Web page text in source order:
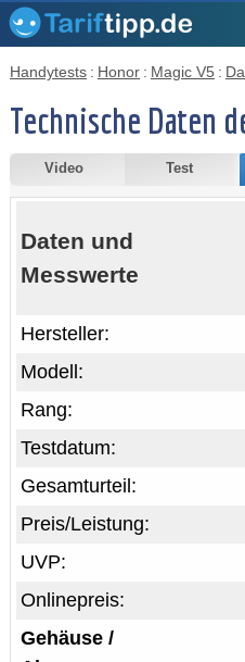
Handytests : Honor : Magic V5 :
Technische Daten
Video Test
Daten und
Messwerte
Hersteller:
Modell:
Rang:
Testdatum:
Gesamturteil:
Preis/Leistung:
UVP:
Onlinepreis:
Gehäuse /